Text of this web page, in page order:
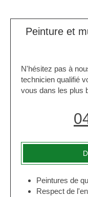
Peinture et
N'hésitez pas à
technicien qualifié
vous dans les plus
Peintures de
Respect de